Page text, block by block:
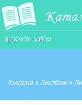
ВІДКРИТИ МЕНЮ
Головна» Листівки»